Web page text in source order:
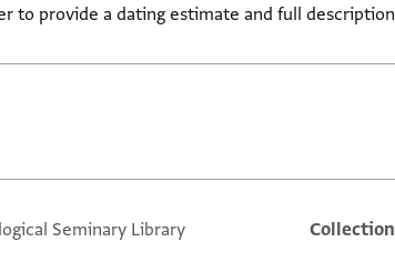
to provide a dating estimate and full description.
Additional metadata
Collection
Seminary Library